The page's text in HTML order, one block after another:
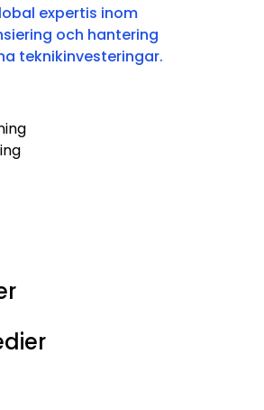
expertis inom
och hantering
teknikinvesteringar.